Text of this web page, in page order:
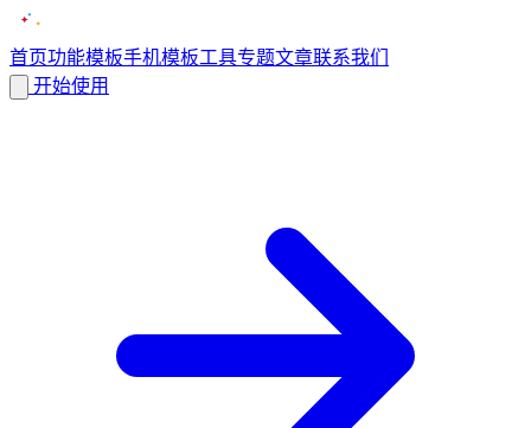
首页功能模板手机模板工具专题文章联系我们
开始使用